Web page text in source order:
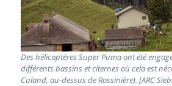
Des hélicoptères Super Puma ont été
différents bassins et citernes où cela est
Culand, au-dessus de Rossinière). [ARC